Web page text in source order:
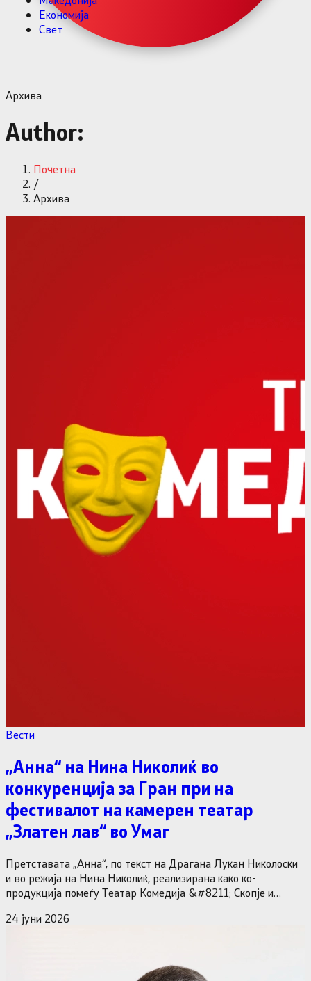
Економија
Свет
Архива
Author:
Почетна
/
Архива
Вести
„Анна“ на Нина Николиќ во
конкуренција за Гран при на
фестивалот на камерен театар
„Златен лав“ во Умаг
Претставата „Анна“, по текст на Драгана Лукан Николоски
и во режија на Нина Николиќ, реализирана како ко-
продукција помеѓу Театар Комедија &#8211; Скопје и
во&hellip;
24 јуни 2026